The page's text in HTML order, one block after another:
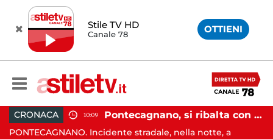
Stile TV HD
Canale 78 OTTIENI
CRONACA 10:09 Pontecagnano, si ribalta con l'auto alla rotatoria: giovane ferito
PONTECAGNANO. Incidente stradale, nella notte, a